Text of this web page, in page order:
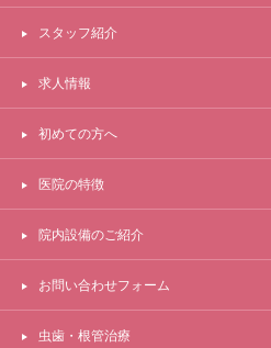
スタッフ紹介
求人情報
初めての方へ
医院の特徴
院内設備のご紹介
お問い合わせフォーム
虫歯・根管治療